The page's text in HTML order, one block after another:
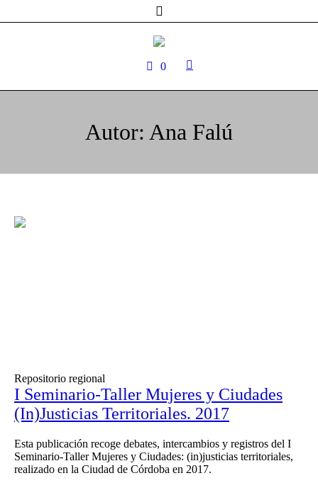
0
Autor: Ana Falú
Repositorio regional
I Seminario-Taller Mujeres y Ciudades
(In)Justicias Territoriales. 2017
Esta publicación recoge debates, intercambios y registros del I
Seminario-Taller Mujeres y Ciudades: (in)justicias territoriales,
realizado en la Ciudad de Córdoba en 2017.